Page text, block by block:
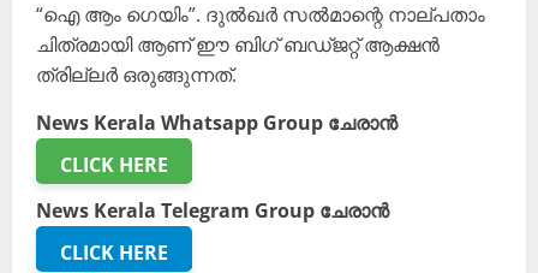
“ഐ ആം ഗെയിം”. ദുൽഖർ സൽമാന്റെ നാല്പതാം
ചിത്രമായി ആണ് ഈ ബിഗ് ബഡ്ജറ്റ് ആക്ഷൻ
ത്രില്ലർ ഒരുങ്ങുന്നത്.
News Kerala Whatsapp Group ചേരാൻ
CLICK HERE
News Kerala Telegram Group ചേരാൻ
CLICK HERE